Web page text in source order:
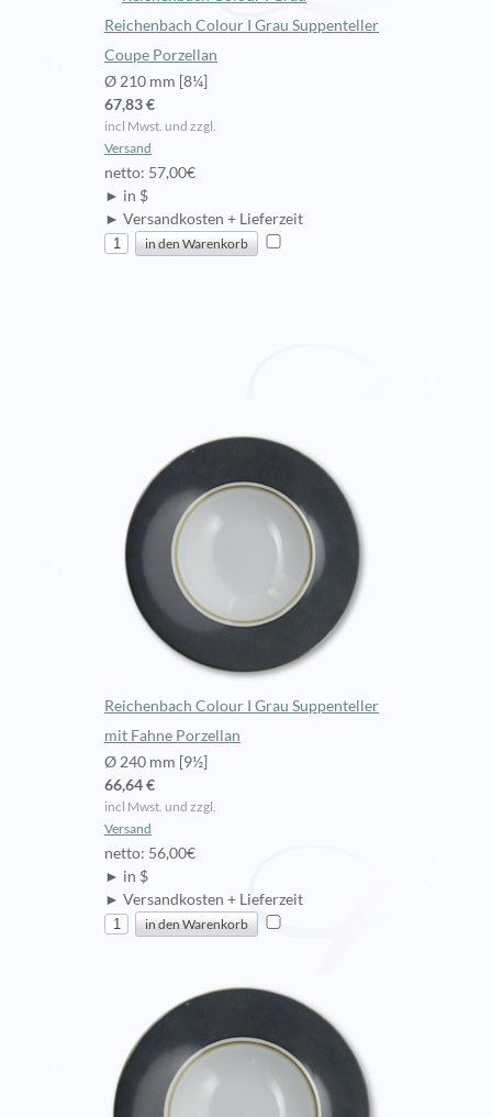
Reichenbach Colour I Grau Suppenteller
Coupe Porzellan
Ø 210 mm [8¼]
67,83 €
incl Mwst. und zzgl.
Versand
netto: 57,00€
► in $
► Versandkosten + Lieferzeit
Reichenbach Colour I Grau Suppenteller
mit Fahne Porzellan
Ø 240 mm [9½]
66,64 €
incl Mwst. und zzgl.
Versand
netto: 56,00€
► in $
► Versandkosten + Lieferzeit